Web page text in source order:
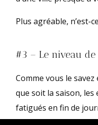
Plus agréable, n’est-
#3 – Le niveau
Comme vous le
que soit la saison,
fatigués en fin de